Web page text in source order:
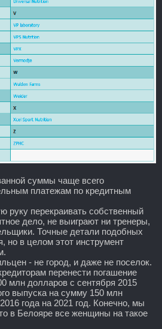
суммы чаще всего
платежам по кредитным
руку перекраивать собственный
дело, не выиграют ни тренеры,
Точные детали подобных
но в целом этот инструмент
- не город, и даже не поселок.
перенести погашение
млн долларов с сентября 2015
выпуска на сумму 150 млн
года на 2021 год. Конечно, мы
в Белояре все женщины на такое